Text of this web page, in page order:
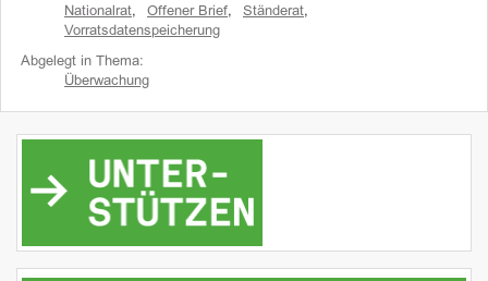
Nationalrat, Offener Brief, Ständerat,
Vorratsdatenspeicherung
Abgelegt in Thema:
Überwachung